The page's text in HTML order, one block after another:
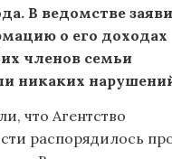
В ведомстве
о его доходах
членов семьи
никаких
что Агентство
распорядилось